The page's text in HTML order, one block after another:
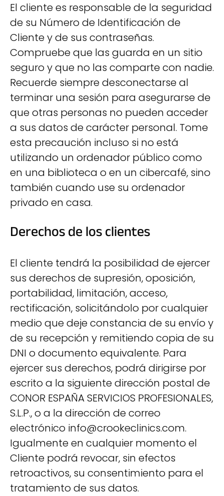
El cliente es responsable de la seguridad
de su Número de Identificación de
Cliente y de sus contraseñas.
Compruebe que las guarda en un sitio
seguro y que no las comparte con nadie.
Recuerde siempre desconectarse al
terminar una sesión para asegurarse de
que otras personas no pueden acceder
a sus datos de carácter personal. Tome
esta precaución incluso si no está
utilizando un ordenador público como
en una biblioteca o en un cibercafé, sino
también cuando use su ordenador
privado en casa.
Derechos de los clientes
El cliente tendrá la posibilidad de ejercer
sus derechos de supresión, oposición,
portabilidad, limitación, acceso,
rectificación, solicitándolo por cualquier
medio que deje constancia de su envío y
de su recepción y remitiendo copia de su
DNI o documento equivalente. Para
ejercer sus derechos, podrá dirigirse por
escrito a la siguiente dirección postal de
CONOR ESPAÑA SERVICIOS PROFESIONALES,
S.L.P., o a la dirección de correo
electrónico info@crookeclinics.com.
Igualmente en cualquier momento el
Cliente podrá revocar, sin efectos
retroactivos, su consentimiento para el
tratamiento de sus datos.